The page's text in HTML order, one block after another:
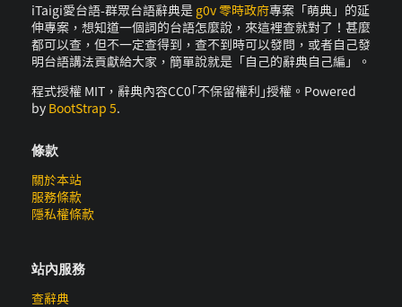
iTaigi愛台語-群眾台語辭典是 g0v 零時政府專案「萌典」的延
伸專案，想知道一個詞的台語怎麼說，來這裡查就對了！甚麼
都可以查，但不一定查得到，查不到時可以發問，或者自己發
明台語講法貢獻給大家，簡單說就是「自己的辭典自己編」。
程式授權 MIT，辭典內容CC0｢不保留權利｣授權。Powered
by BootStrap 5.
條款
關於本站
服務條款
隱私權條款
站內服務
查辭典